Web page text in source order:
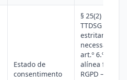
Estado de
consentimento
§ 25(2) n.º 2
TTDSG —
estritamente
necessário;
art.º 6.º, n.º 1,
alínea f), do
RGPD —